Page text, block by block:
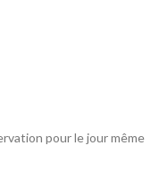
pour le jour même